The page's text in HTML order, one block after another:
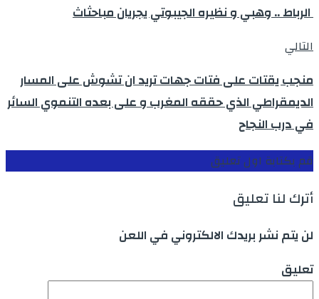
الرباط .. وهبي و نظيره الجيبوتي يجريان مباحثاث
التالي
منجب يقتات على فتات جهات تريد ان تشوش على المسار
الديمقراطي الذي حققه المغرب و على بعده التنموي السائر
في درب النجاح
قم بكتابة اول تعليق
أترك لنا تعليق
لن يتم نشر بريدك الالكتروني في اللعن
تعليق